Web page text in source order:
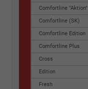
Comfortline "Aktion"
Comfortline (SK)
Comfortline Edition
Comfortline Plus
Cross
Edition
Fresh